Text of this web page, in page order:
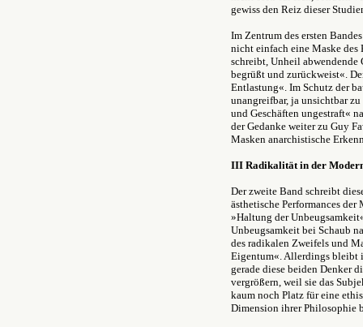
gewiss den Reiz dieser
Im Zentrum des ersten
nicht einfach eine Maske des
schreibt, Unheil abwendende
begrüßt und zurückweist«.
Entlastung«. Im Schutz der
unangreifbar, ja unsichtbar
und Geschäften ungestraft«
der Gedanke weiter zu Guy
Masken anarchistische
III Radikalität in der
Der zweite Band schreibt
ästhetische Performances
»Haltung der
Unbeugsamkeit bei Schaub
des radikalen Zweifels und
Eigentum«. Allerdings bleibt
gerade diese beiden Denker
vergrößern, weil sie das
kaum noch Platz für eine
Dimension ihrer Philosophie